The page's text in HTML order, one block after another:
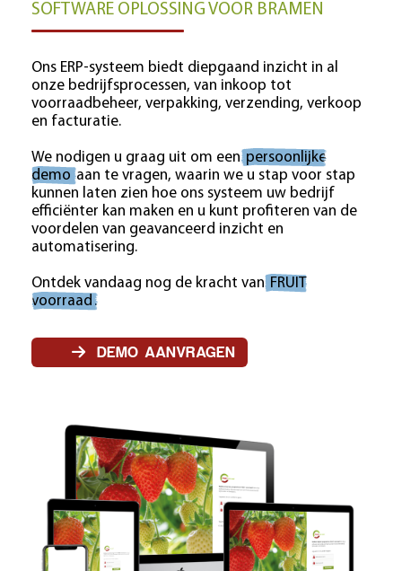
SOFTWARE OPLOSSING VOOR BRAMEN
Ons ERP-systeem biedt diepgaand inzicht in al
onze bedrijfsprocessen, van inkoop tot
voorraadbeheer, verpakking, verzending, verkoop
en facturatie.
We nodigen u graag uit om een persoonlijke
demo aan te vragen, waarin we u stap voor stap
kunnen laten zien hoe ons systeem uw bedrijf
efficiënter kan maken en u kunt profiteren van de
voordelen van geavanceerd inzicht en
automatisering.
Ontdek vandaag nog de kracht van FRUIT
voorraad .
DEMO AANVRAGEN